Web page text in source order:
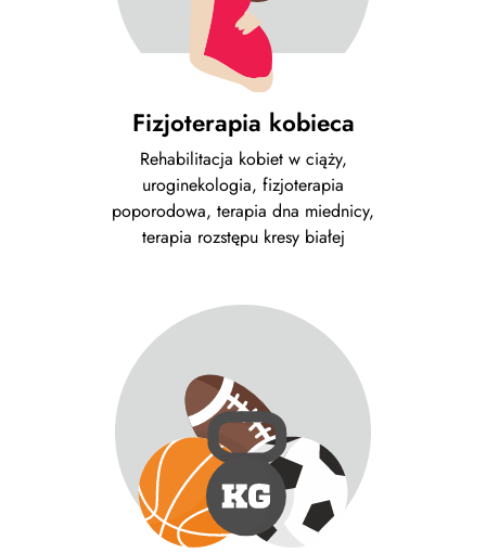
Fizjoterapia kobieca
Rehabilitacja kobiet w ciąży,
uroginekologia, fizjoterapia
poporodowa, terapia dna miednicy,
terapia rozstępu kresy białej